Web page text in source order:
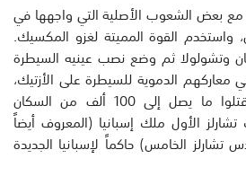
بعض الشعوب الأصلية التي واجهها في
واستخدم القوة المميتة لغزو المكسيك.
وتشولولا ثم وضع نصب عينيه السيطرة
معاركهم الدموية للسيطرة على الأزتيك،
يُقدر أن كورتيس ورجاله قتلوا ما يصل إلى 100 ألف من السكان
الأول ملك إسبانيا (المعروف أيضاً
تشارلز الخامس) حاكماً لإسبانيا الجديدة